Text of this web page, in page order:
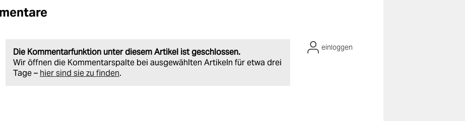
Die Kommentarfunktion unter diesem Artikel ist geschlossen.
Wir öffnen die Kommentarspalte bei ausgewählten Artikeln für etwa drei
Tage – hier sind sie zu finden.
einloggen